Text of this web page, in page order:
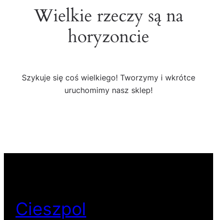
Wielkie rzeczy są na
horyzoncie
Szykuje się coś wielkiego! Tworzymy i wkrótce
uruchomimy nasz sklep!
Cieszpol